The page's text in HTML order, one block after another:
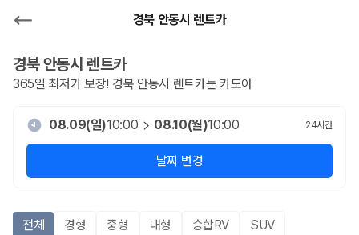
경북 안동시 렌트카
경북 안동시 렌트카
365일 최저가 보장! 경북 안동시 렌트카는 카모아
08.09(일)10:00 08.10(월)10:00 24시간
날짜 변경
전체 경형 중형 대형 승합RV SUV